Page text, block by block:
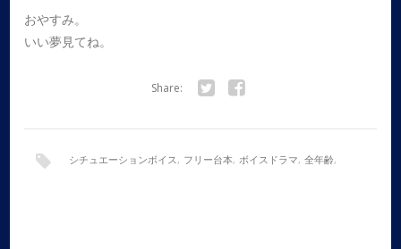
おやすみ。
いい夢見てね。
Share:
シチュエーションボイス, フリー台本, ボイスドラマ, 全年齢,